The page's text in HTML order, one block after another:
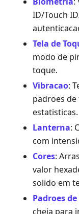
ID/Touch
Tela de
modo de
toque.
Vibracao:
padroes
estatisticas.
Lanterna:
com
Cores:
valor
solido em
Padroes
cheia para